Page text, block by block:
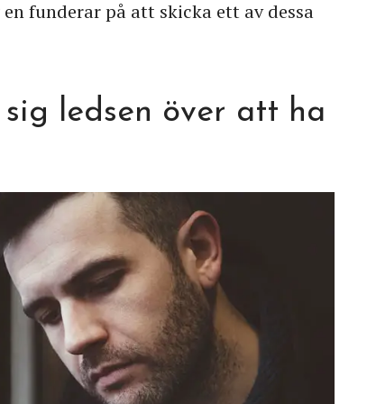
funderar på att skicka ett av dessa
sig ledsen över att ha